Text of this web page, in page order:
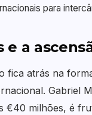
para
e a
fica atrás na
Gabriel
€40 milhões, é